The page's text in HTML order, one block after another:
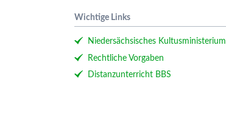
Wichtige Links
Niedersächsisches Kultusministerium
Rechtliche Vorgaben
Distanzunterricht BBS